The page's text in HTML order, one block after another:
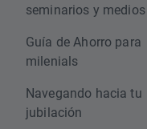
seminarios y medios
Guía de Ahorro para
milenials
Navegando hacia tu
jubilación